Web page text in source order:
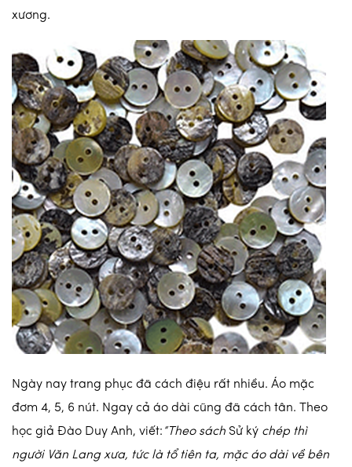
xương.
Ngày nay trang phục đã cách điệu rất nhiều. Áo mặc
đơm 4, 5, 6 nút. Ngay cả áo dài cũng đã cách tân. Theo
học giả Đào Duy Anh, viết: “Theo sách Sử ký chép thì
người Văn Lang xưa, tức là tổ tiên ta, mặc áo dài về bên